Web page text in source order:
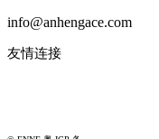
info@anhengace.com
友情连接